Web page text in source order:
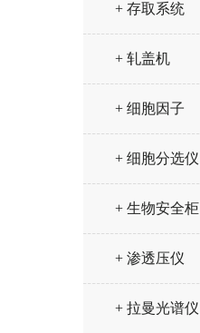
+ 存取系统
+ 轧盖机
+ 细胞因子
+ 细胞分选仪
+ 生物安全柜
+ 渗透压仪
+ 拉曼光谱仪